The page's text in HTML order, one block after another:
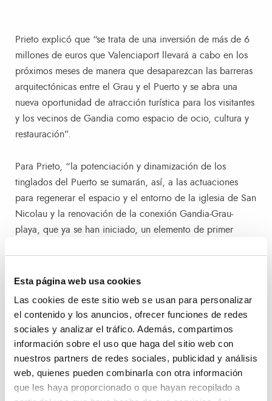
Esta página web usa cookies
Las cookies de este sitio web se usan para personalizar
el contenido y los anuncios, ofrecer funciones de redes
sociales y analizar el tráfico. Además, compartimos
información sobre el uso que haga del sitio web con
nuestros partners de redes sociales, publicidad y análisis
web, quienes pueden combinarla con otra información
que les haya proporcionado o que hayan recopilado a
Prieto explicó que “se trata de una inversión de más de 6
millones de euros que Valenciaport llevará a cabo en los
próximos meses de manera que desaparezcan las barreras
arquitectónicas entre el Grau y el Puerto y se abra una
nueva oportunidad de atracción turística para los visitantes
y los vecinos de Gandia como espacio de ocio, cultura y
restauración”.
Para Prieto, “la potenciación y dinamización de los
tinglados del Puerto se sumarán, así, a las actuaciones
para regenerar el espacio y el entorno de la iglesia de San
Nicolau y la renovación de la conexión Gandia-Grau-
playa, que ya se han iniciado, un elemento de primer
esta forma conseguiremos desarrollar una ciudad dentro
cuenta la mirada del Puerto como elemento capital para
pensar la ciudad y su proyección.”.
Ejemplo de colaboración ciudad-puerto
Por su parte, el director general de la Autoridad Portuaria